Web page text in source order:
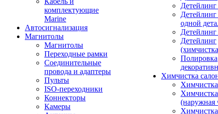
комплектующие
Marine
Автосигнализация
Магнитолы
Магнитолы
Переходные рамки
Соединительные
провода и адаптеры
Пульты
ISO-переходники
Коннекторы
Камеры
одной
Детейлинг
Полировка
Химчистка
(наружная